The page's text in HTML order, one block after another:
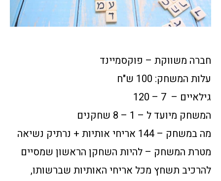
חברה משווקת – פוקסמיינד
עלות המשחק: 100 ש"ח
גילאיים – 7 – 120
המשחק מיועד ל – 1 – 8 שחקנים
מה במשחק – 144 אריחי אותיות + נרתיק נשיאה
מטרת המשחק – להיות השחקן הראשון שמסיים
להרכיב תשחץ מכל אריחי האותיות שברשותו,